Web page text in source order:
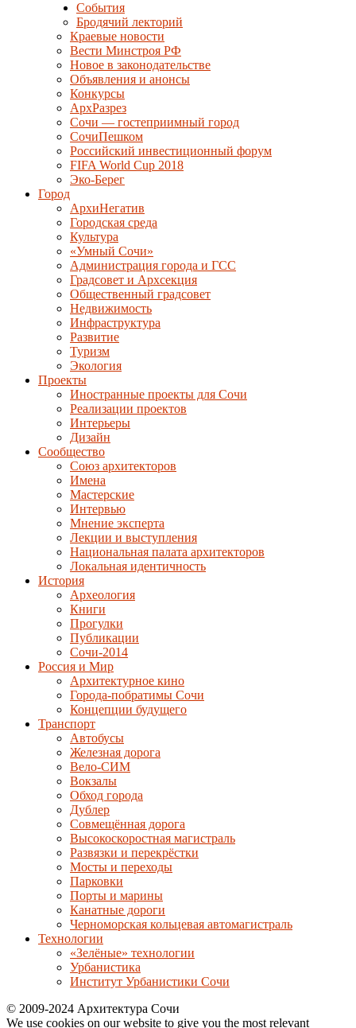
События
Бродячий лекторий
Краевые новости
Вести Минстроя РФ
Новое в законодательстве
Объявления и анонсы
Конкурсы
АрхРазрез
Сочи — гостеприимный город
СочиПешком
Российский инвестиционный форум
FIFA World Cup 2018
Эко-Берег
Город
АрхиНегатив
Городская среда
Культура
«Умный Сочи»
Администрация города и ГСС
Градсовет и Архсекция
Общественный градсовет
Недвижимость
Инфраструктура
Развитие
Туризм
Экология
Проекты
Иностранные проекты для Сочи
Реализации проектов
Интерьеры
Дизайн
Сообщество
Союз архитекторов
Имена
Мастерские
Интервью
Мнение эксперта
Лекции и выступления
Национальная палата архитекторов
Локальная идентичность
История
Археология
Книги
Прогулки
Публикации
Сочи-2014
Россия и Мир
Архитектурное кино
Города-побратимы Сочи
Концепции будущего
Транспорт
Автобусы
Железная дорога
Вело-СИМ
Вокзалы
Обход города
Дублер
Совмещённая дорога
Высокоскоростная магистраль
Развязки и перекрёстки
Мосты и переходы
Парковки
Порты и марины
Канатные дороги
Черноморская кольцевая автомагистраль
Технологии
«Зелёные» технологии
Урбанистика
Институт Урбанистики Сочи
© 2009-2024 Архитектура Сочи
We use cookies on our website to give you the most relevant